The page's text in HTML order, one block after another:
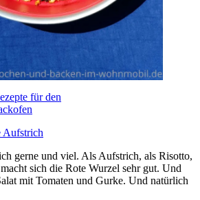
für den
Aufstrich
gerne und viel. Als Aufstrich, als Risotto,
sich die Rote Wurzel sehr gut. Und
mit Tomaten und Gurke. Und natürlich